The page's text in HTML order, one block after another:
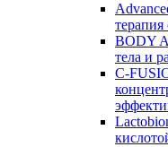
терапия
BODY
тела и
C-